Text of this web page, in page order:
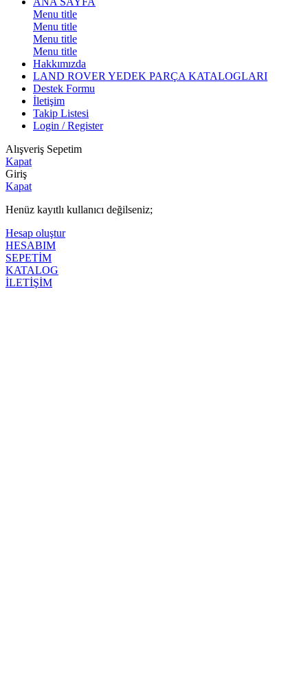
Menu title
Menu title
Menu title
Menu title
Hakkımızda
LAND ROVER YEDEK PARÇA KATALOGLARI
Destek Formu
İletişim
Takip Listesi
Login / Register
Alışveriş Sepetim
Kapat
Giriş
Kapat
Henüz kayıtlı kullanıcı değilseniz;
Hesap oluştur
HESABIM
SEPETİM
KATALOG
İLETİŞİM